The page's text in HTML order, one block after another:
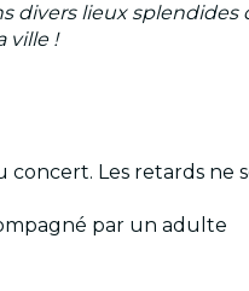
divers lieux splendides
ville !
concert. Les retards ne
par un adulte